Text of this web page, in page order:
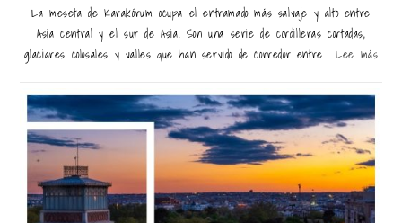
La meseta de Karakórum ocupa el entramado más salvaje y alto entre
Asia central y el sur de Asia. Son una serie de cordilleras cortadas,
glaciares colosales y valles que han servido de corredor entre...Lee más